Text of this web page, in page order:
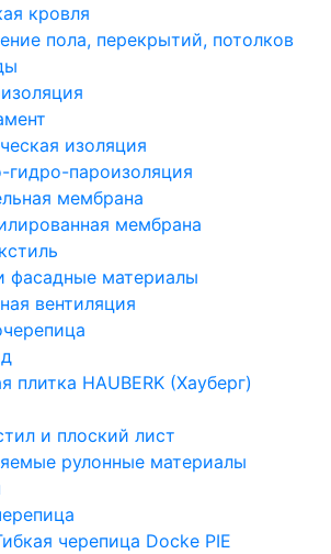
кровля
пола, перекрытий, потолков
изоляция
гидро-пароизоляция
мембрана
мембрана
фасадные материалы
вентиляция
плитка HAUBERK (Хауберг)
и плоский лист
рулонные материалы
черепица Docke PIE